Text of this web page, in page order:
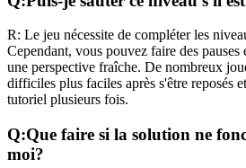
R: Le jeu nécessite de compléter les
Cependant, vous pouvez faire des
une perspective fraîche. De nombreux
difficiles plus faciles après s'être reposés
tutoriel plusieurs fois.
Q:Que faire si la solution ne
moi?